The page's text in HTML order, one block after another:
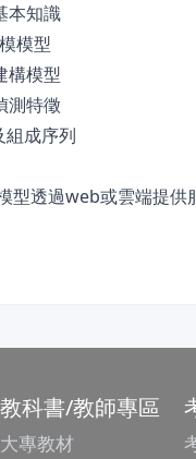
本知識
模型
構模型
測特徵
組成序列
型透過web或雲端提供
教科書/教師專區
大專教材